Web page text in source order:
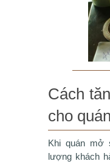
Cách
cho quán
Khi quán mở
lượng khách